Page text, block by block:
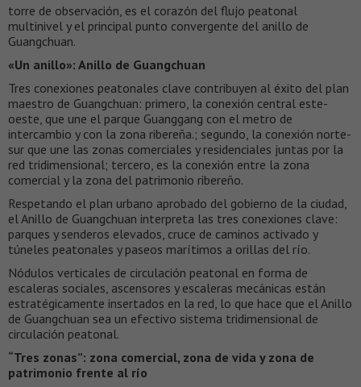
torre de observación, es el corazón del flujo peatonal
multinivel y el principal punto convergente del anillo de
Guangchuan.
«Un anillo»: Anillo de Guangchuan
Tres conexiones peatonales clave contribuyen al éxito del plan
maestro de Guangchuan: primero, la conexión central este-
oeste, que une el parque Guanggang con el metro de
intercambio y con la zona ribereña.; segundo, la conexión norte-
sur que une las zonas comerciales y residenciales juntas por la
red tridimensional; tercero, es la conexión entre la zona
comercial y la zona del patrimonio ribereño.
Respetando el plan urbano aprobado del gobierno de la ciudad,
el Anillo de Guangchuan interpreta las tres conexiones clave:
parques y senderos elevados, cruce de caminos activado y
túneles peatonales y paseos marítimos a orillas del río.
Nódulos verticales de circulación peatonal en forma de
escaleras sociales, ascensores y escaleras mecánicas están
estratégicamente insertados en la red, lo que hace que el Anillo
de Guangchuan sea un efectivo sistema tridimensional de
circulación peatonal.
“Tres zonas”: zona comercial, zona de vida y zona de
patrimonio frente al río